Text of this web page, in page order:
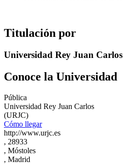
Titulación por
Universidad Rey Juan Carlos
Conoce la Universidad
Pública
Universidad Rey Juan Carlos
(URJC)
Cómo llegar
http://www.urjc.es
, 28933
, Móstoles
, Madrid